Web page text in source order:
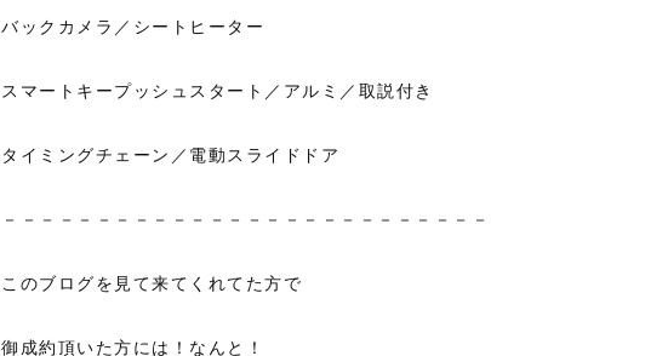
バックカメラ／シートヒーター
スマートキープッシュスタート／アルミ／取説付き
タイミングチェーン／電動スライドドア
－－－－－－－－－－－－－－－－－－－－－－－－－－
このブログを見て来てくれてた方で
御成約頂いた方には！なんと！